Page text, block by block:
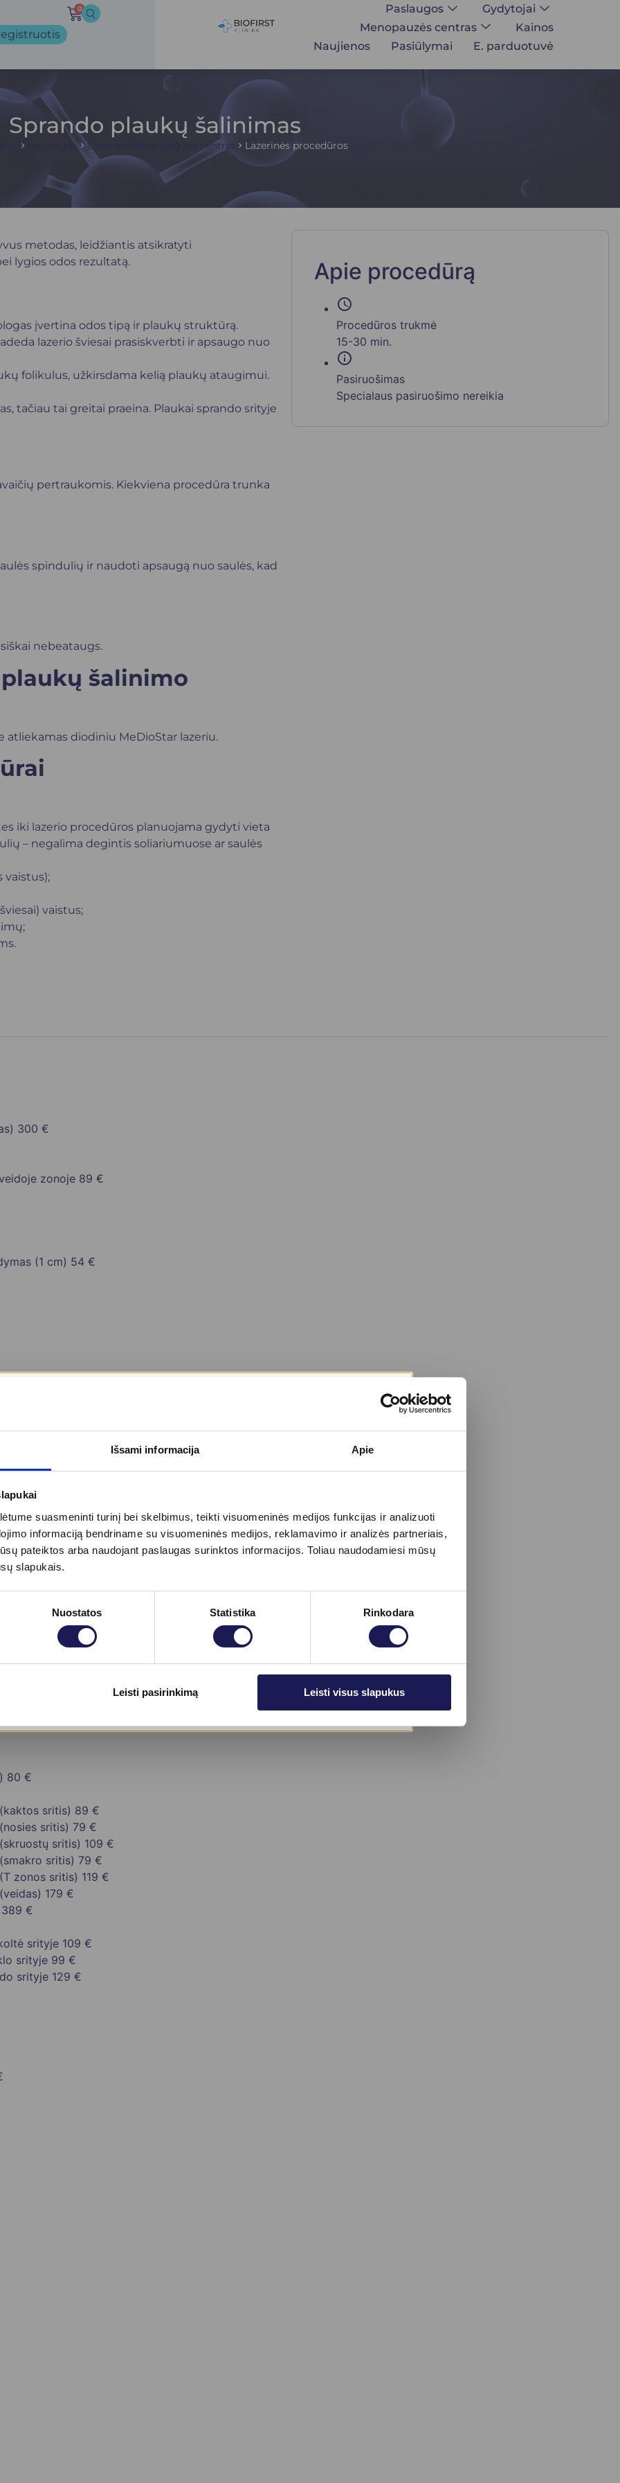
Išsami informacija Apie
suasmeninti turinį bei skelbimus, teikti visuomeninės medijos funkcijas ir analizuoti
informaciją bendriname su visuomeninės medijos, reklamavimo ir analizės partneriais,
pateiktos arba naudojant paslaugas surinktos informacijos. Toliau naudodamiesi mūsų
slapukais.
Nuostatos Statistika Rinkodara
Leisti pasirinkimą Leisti visus slapukus
0 Paslaugos
Gydytojai
Menopauzės centras
Kainos
Naujienos
Pasiūlymai E. parduotuvė
Sprando plaukų šalinimas
Paslaugos Dermatovenerologijos centras Lazerinės procedūros
metodas, leidžiantis atsikratyti
lygios odos rezultatą.
įvertina odos tipą ir plaukų struktūrą.
lazerio šviesai prasiskverbti ir apsaugo nuo
folikulus, užkirsdama kelią plaukų ataugimui.
tačiau tai greitai praeina. Plaukai sprando srityje
pertraukomis. Kiekviena procedūra trunka
spindulių ir naudoti apsaugą nuo saulės, kad
nebeataugs.
šalinimo
atliekamas diodiniu MeDioStar lazeriu.
iki lazerio procedūros planuojama gydyti vieta
– negalima degintis soliariumuose ar saulės
vaistus);
vaistus;
Apie procedūrą
schedule
Procedūros trukmė
15-30 min.
info
Pasiruošimas
Specialaus pasiruošimo nereikia
300 €
zonoje 89 €
(1 cm) 54 €
175 €
129 €
€
€
papildomas vienetas)
80 €
sritis) 89 €
sritis) 79 €
sritis) 109 €
sritis) 79 €
zonos sritis) 119 €
179 €
389 €
srityje 109 €
srityje 99 €
srityje 129 €